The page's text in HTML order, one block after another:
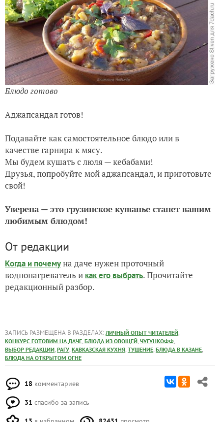
Блюдо готово
Аджапсандал готов!
Подавайте как самостоятельное блюдо или в
качестве гарнира к мясу.
Мы будем кушать с люля — кебабами!
Друзья, попробуйте мой аджапсандал, и приготовьте
свой!
Уверена — это грузинское кушанье станет вашим
любимым блюдом!
От редакции
Когда и почемуна даче нужен проточный
воднонагреватель и как его выбрать. Прочитайте
редакционный разбор.
ЗАПИСЬ РАЗМЕЩЕНА В РАЗДЕЛАХ: ЛИЧНЫЙ ОПЫТ ЧИТАТЕЛЕЙ,
КОНКУРС ГОТОВИМ НА ДАЧЕ, БЛЮДА ИЗ ОВОЩЕЙ, ЧУГУНКОФФ,
ВЫБОР РЕДАКЦИИ, РАГУ, КАВКАЗСКАЯ КУХНЯ, ТУШЕНИЕ, БЛЮДА В КАЗАНЕ,
БЛЮДА НА ОТКРЫТОМ ОГНЕ
18 комментариев
31 спасибо за запись